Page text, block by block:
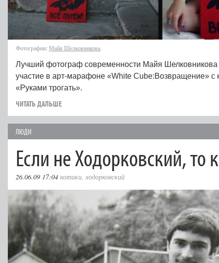
Фотографии: Майя Шелковникова
Лучший фотограф современности Майя Шелковникова
участие в арт-марафоне «White Cube:Возвращение» с
«Руками трогать».
ЧИТАТЬ ДАЛЬШЕ
ЛЮДИ
Если не Ходорковский, то
26.06.09 17:04 котики, ходорковский